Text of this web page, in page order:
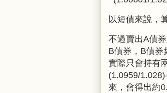
以短債來說，
不過賣出A債券
B債券， B債券
實際只會持有
(1.0959/
來，會得出約